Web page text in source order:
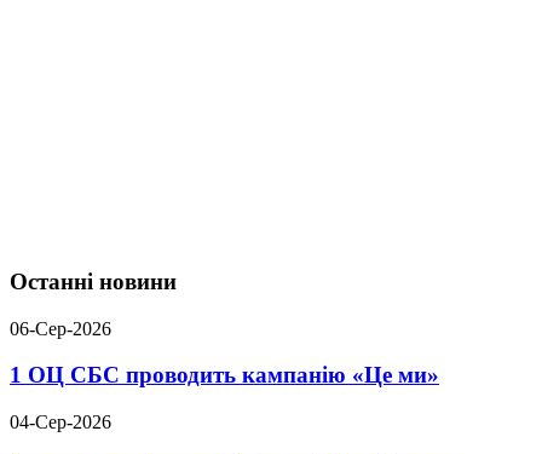
Останні новини
06-Сер-2026
1 ОЦ СБС проводить кампанію «Це ми»
04-Сер-2026